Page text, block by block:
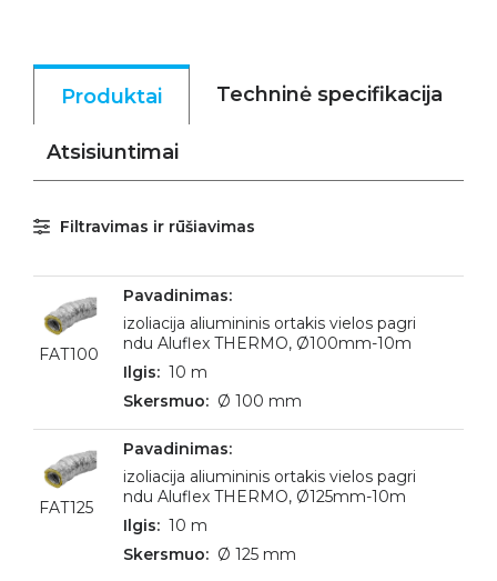
Produktai Techninė specifikacija
Atsisiuntimai
Filtravimas ir rūšiavimas
FAT100
izoliacija aliumininis ortakis vielos pagri
ndu Aluflex THERMO, Ø100mm-10m
10 m
Ø 100 mm
FAT125
izoliacija aliumininis ortakis vielos pagri
ndu Aluflex THERMO, Ø125mm-10m
10 m
Ø 125 mm